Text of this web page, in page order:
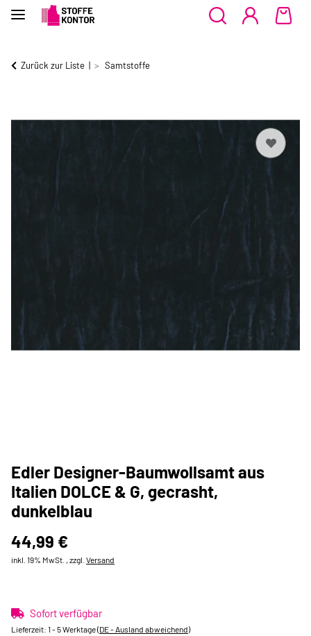
Zurück zur Liste Samtstoffe
Edler Designer-Baumwollsamt aus
Italien DOLCE & G, gecrasht,
dunkelblau
44,99 €
inkl. 19% MwSt. , zzgl. Versand
Sofort verfügbar
Lieferzeit: 1 - 5 Werktage(DE - Ausland abweichend)